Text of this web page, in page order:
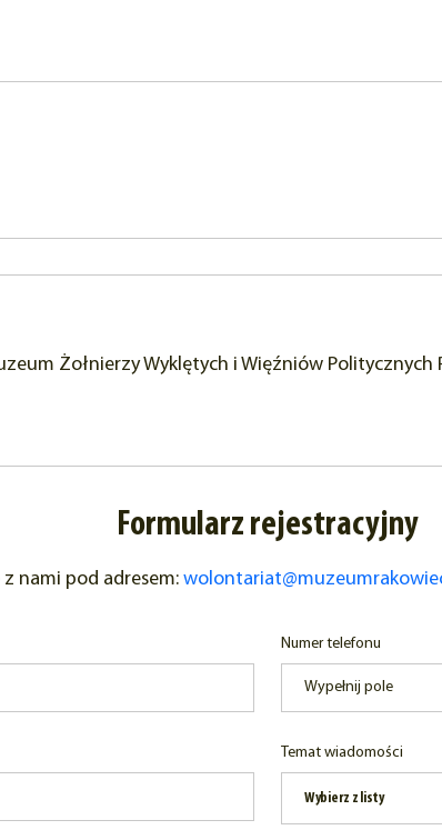
Żołnierzy Wyklętych i Więźniów Politycznych
Formularz rejestracyjny
nami pod adresem:
Numer telefonu
Temat wiadomości